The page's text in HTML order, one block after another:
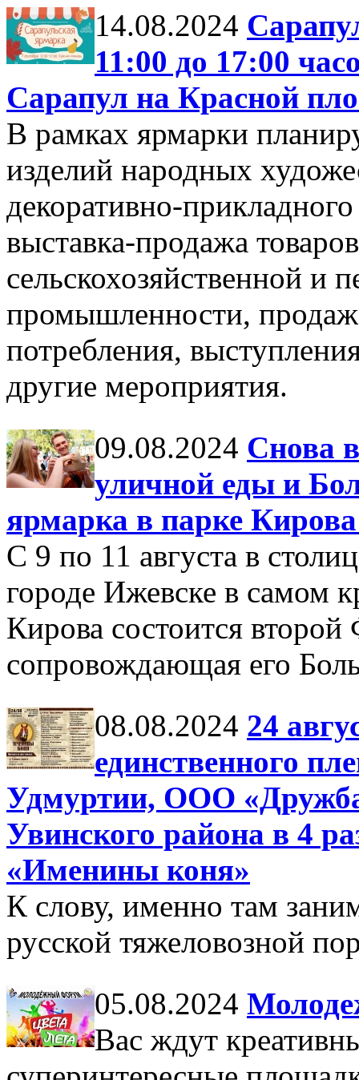
14.08.2024
11:00 до 17:00
Сарапул на Красной
В рамках ярмарки
изделий народных
декоративно-
выставка-продажа
сельскохозяйственной и
промышленности,
потребления,
другие мероприятия.
09.08.2024 Снова
уличной еды и
ярмарка в парке
С 9 по 11 августа в
городе Ижевске в самом
Кирова состоится
сопровождающая его
08.08.2024 24
единственного
Удмуртии, ООО
Увинского района в 4
«Именины коня»
К слову, именно там
русской тяжеловозной
05.08.2024
Вас ждут